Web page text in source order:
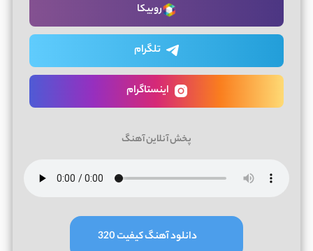
روبیکا
تلگرام
اینستاگرام
پخش آنلاین آهنگ
دانلود آهنگ کیفیت 320